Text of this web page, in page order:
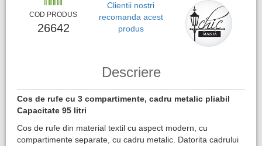
COD PRODUS
26642
Clientii nostri
recomanda acest
produs
Descriere
Cos de rufe cu 3 compartimente, cadru metalic pliabil
Capacitate 95 litri
Cos de rufe din material textil cu aspect modern, cu
compartimente separate, cu cadru metalic. Datorita cadrului